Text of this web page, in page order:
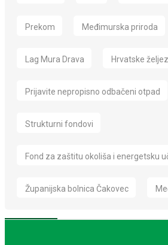
Prekom Međimurska priroda
Lag Mura Drava Hrvatske
Prijavite nepropisno odbačeni otpad
Strukturni fondovi
Fond za zaštitu okoliša i energetsku
Županijska bolnica Čakovec